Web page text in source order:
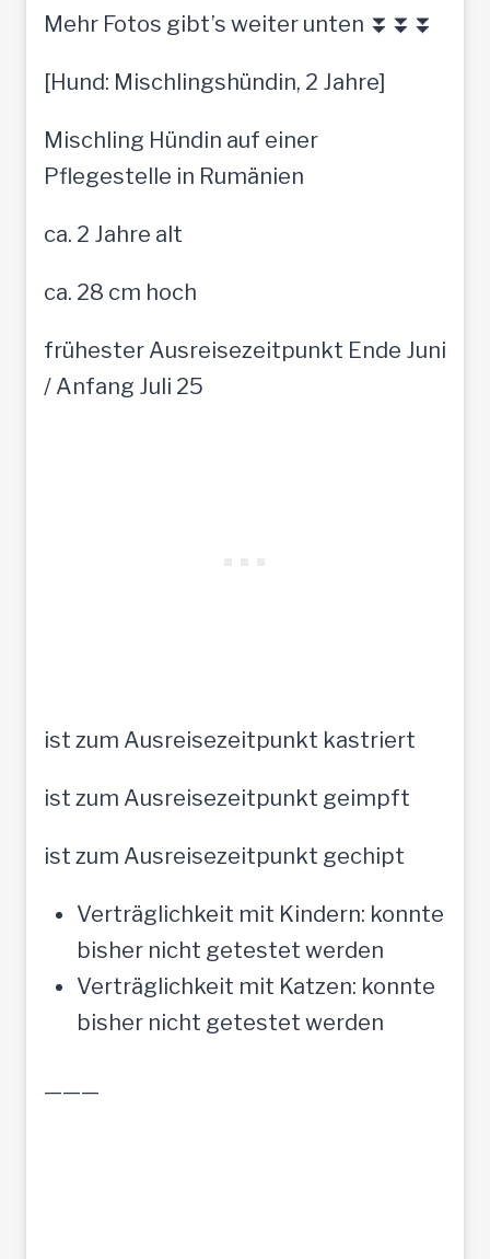
Mehr Fotos gibt’s weiter unten ⏬⏬⏬
[Hund: Mischlingshündin, 2 Jahre]
Mischling Hündin auf einer
Pflegestelle in Rumänien
ca. 2 Jahre alt
ca. 28 cm hoch
frühester Ausreisezeitpunkt Ende Juni
/ Anfang Juli 25
ist zum Ausreisezeitpunkt kastriert
ist zum Ausreisezeitpunkt geimpft
ist zum Ausreisezeitpunkt gechipt
Verträglichkeit mit Kindern: konnte
bisher nicht getestet werden
Verträglichkeit mit Katzen: konnte
bisher nicht getestet werden
———